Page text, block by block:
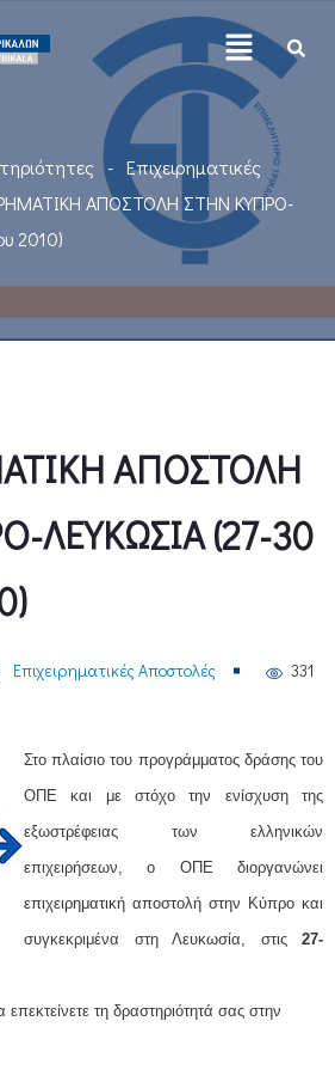
Επιχειρηματικές
ΑΠΟΣΤΟΛΗ ΣΤΗΝ ΚΥΠΡΟ-
2010)
ΑΠΟΣΤΟΛΗ
ΛΕΥΚΩΣΙΑ (27-30
Επιχειρηματικές Αποστολές 331
Στο πλαίσιο του προγράμματος δράσης του
ΟΠΕ και με στόχο την ενίσχυση της
εξωστρέφειας των ελληνικών
επιχειρήσεων, ο ΟΠΕ διοργανώνει
επιχειρηματική αποστολή στην Κύπρο και
συγκεκριμένα στη Λευκωσία, στις 27-
τη δραστηριότητά σας στην